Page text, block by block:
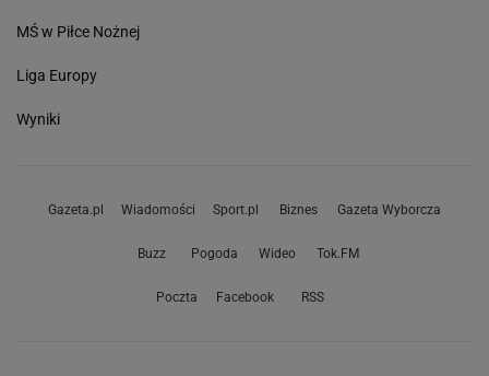
MŚ w Piłce Nożnej
Liga Europy
Wyniki
Gazeta.pl Wiadomości Sport.pl Biznes Gazeta Wyborcza
Buzz Pogoda Wideo Tok.FM
Poczta Facebook RSS